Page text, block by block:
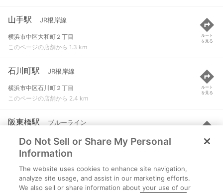
山手駅 JR根岸線
横浜市中区大和町２丁目
このページの店舗から 1.3 km
ルート
を見る
石川町駅 JR根岸線
横浜市中区石川町２丁目
このページの店舗から 2.4 km
ルート
を見る
阪東橋駅 ブルーライン
横浜市中区弥生町５-４８
このページの店舗から 2.5 km
ルート
を見る
伊勢佐木長者町駅 ブルーライン
横浜市中区長者町５-４８
Do Not Sell or Share My Personal
Information
The website uses cookies to enhance site navigation,
analyze site usage, and assist in our marketing efforts.
We also sell or share information about your use of our